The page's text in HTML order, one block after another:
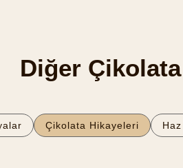
Diğer
Çikolata Hikayeleri